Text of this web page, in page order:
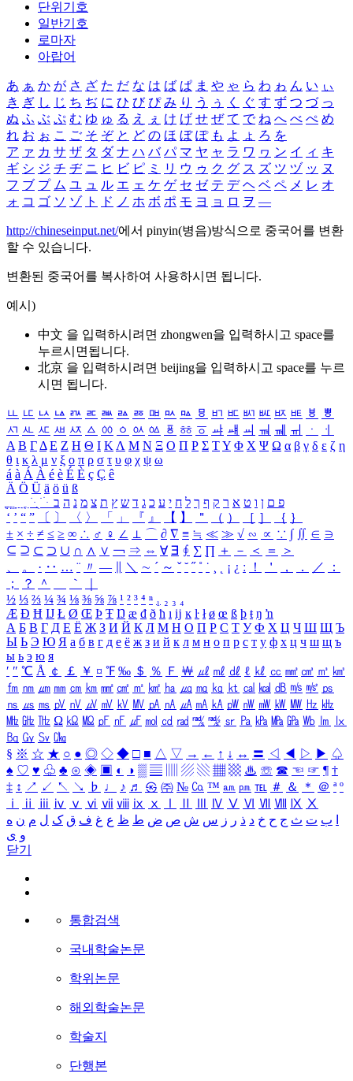
단위기호
일반기호
로마자
아랍어
あ ぁ か が さ ざ た だ な は ば ぱ ま や ゃ ら わ ゎ ん い ぃ
き ぎ し じ ち ぢ に ひ び ぴ み り う ぅ く ぐ す ず つ づ っ
ぬ ふ ぶ ぷ む ゆ ゅ る え ぇ け げ せ ぜ て で ね へ べ ぺ め
れ お ぉ こ ご そ ぞ と ど の ほ ぼ ぽ も よ ょ ろ を
ア ァ カ サ ザ タ ダ ナ ハ バ パ マ ヤ ャ ラ ワ ヮ ン イ ィ キ
ギ シ ジ チ ヂ ニ ヒ ビ ピ ミ リ ウ ゥ ク グ ス ズ ツ ヅ ッ ヌ
フ ブ プ ム ユ ュ ル エ ェ ケ ゲ セ ゼ テ デ ヘ ベ ペ メ レ オ
ォ コ ゴ ソ ゾ ト ド ノ ホ ボ ポ モ ヨ ョ ロ ヲ ―
http://chineseinput.net/에서 pinyin(병음)방식으로 중국어를 변환
할 수 있습니다.
변환된 중국어를 복사하여 사용하시면 됩니다.
예시)
中文 을 입력하시려면 zhongwen을 입력하시고 space를
누르시면됩니다.
北京 을 입력하시려면 beijing을 입력하시고 space를 누르
시면 됩니다.
ㅥ ㅦ ㅧ ㅨ ㅩ ㅪ ㅫ ㅬ ㅭ ㅮ ㅯ ㅰ ㅱ ㅲ ㅳ ㅴ ㅵ ㅶ ㅷ ㅸ
ㅹ
ㅺ ㅻ ㅼ ㅽ ㅾ ㅿ ㆀ ㆁ ㆂ ㆃ ㆄ ㆅ ㆆ ㆇ ㆈ ㆉ ㆊ ㆋ ㆌ ㆍ
ㆎ
Α Β ΓΔ Ε Ζ Η Θ Ι ΚΛ Μ Ν Ξ Ο Π Ρ Σ ΤΥ Φ Χ Ψ Ω α β γ δ ε ζ η
θ ι κ λ μ ν ξ ο π ρ σ τ υ φ χ ψ ω
á à Á À é è É È ç Ç ê
Ä Ö Ü ä ö ü ß
ִֶֹ ֻּ ׁׂ פ ם ן ו ט א ר ק ף ך ל ח י ע כ ג ד ש ץ ת צ מ נ ה ב
‘ ’ “ ” 〔 〕 〈 〉 「 」 『 』 【 】 ＂ （ ） ［ ］ ｛ ｝
± × ÷ ≠ ≤ ≥ ∞ ∴ ♂ ♀ ∠ ⊥ ⌒ ∂ ∇ ≡ ≒ ≪ ≫ √ ∽ ∝ ∵ ∫ ∬ ∈ ∋
⊆ ⊇ ⊂ ⊃ ∪ ∩ ∧ ∨ ￢ ⇒ ⇔ ∀ ∃ ∮ ∑ ∏ ＋ － ＜ ＝
＞
、
。 · ‥ … ¨ 〃 ― ＼ ∼ ´ ～ ˇ ˘ ˝ ˚ ˙ ¸ ¡ ¿ ː ！ ＇ ， ． ／
：
；
？ ＾ ｀
½ ⅓ ⅔ ¼ ¾ ⅛ ⅜ ⅝ ⅞ ¹ ² ³ ⁴ ⁿ ₁ ₂ ₃ ₄
Æ Ð Ħ Ĳ Ł Ø Œ Þ Ŧ Ŋ æ đ ð ħ ı ĳ ĸ ŀ ł ø œ ß þ ŧ ŋ ŉ
А Б В Г Д Е Ё Ж З И Й К Л М Н О П Р С Т У Ф Х Ц Ч Ш Щ Ъ
Ы Ь Э Ю Я а б в г д е ё ж з и й к л м н о п р с т у ф х ц ч ш щ ъ
ы ь э ю я
′ ″ ℃ Å ￠ ￡ ￥ ¤ ℉ ‰ ＄ ％ Ｆ ￦ ㎕ ㎖ ㎗ ℓ ㎘ ㏄ ㎣ ㎤ ㎥ ㎦
㎙ ㎚ ㎛ ㎜ ㎝ ㎞ ㎟ ㎠ ㎡ ㎢ ㏊ ㎍ ㎎ ㎏ ㏏ ㎈ ㎉ ㏈ ㎧ ㎨ ㎰
㎱ ㎲ ㎳ ㎴ ㎵ ㎶ ㎷ ㎸ ㎹ ㎀ ㎁ ㎂ ㎃ ㎄ ㎺ ㎻ ㎽ ㎾ ㎿ ㎐ ㎑
㎒ ㎓ ㎔ Ω ㏀ ㏁ ㎊ ㎋ ㎌ ㏖ ㏅ ㎭ ㎮ ㎯ ㏛ ㎩ ㎪ ㎫ ㎬ ㏝ ㏐
㏓
㏃ ㏉ ㏜ ㏆
§ ※ ☆ ★ ○ ● ◎ ◇ ◆ □ ■ △ ▽ → ← ↑ ↓ ↔ 〓 ◁ ◀ ▷ ▶ ♤
♠ ♡ ♥ ♧ ♣ ⊙ ◈ ▣ ◐ ◑ ▒ ▤ ▨ ▧ ▦ ▩ ♨ ☏ ☎ ☜ ☞ ¶ †
‡ ↕ ↗ ↙ ↖ ↘ ♭ ♩ ♪ ♬ ㉿ ㈜ № ㏇ ™ ㏂ ㏘ ℡ ＃ ＆ ＊ ＠ ª º
ⅰ
ⅱ ⅲ ⅳ ⅴ ⅵ ⅶ ⅷ ⅸ ⅹ Ⅳ Ⅴ Ⅵ Ⅶ Ⅷ Ⅸ Ⅹ
ب ت ث ج ح خ د ذ ر ز س ش ص ض ط ظ ع غ ف ق ک ل م ن ه
و ی
닫기
통합검색
국내학술논문
학위논문
해외학술논문
학술지
단행본